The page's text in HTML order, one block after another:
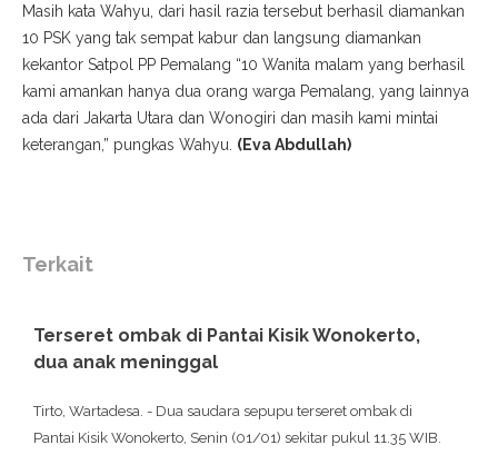
Masih kata Wahyu, dari hasil razia tersebut berhasil diamankan
10 PSK yang tak sempat kabur dan langsung diamankan
kekantor Satpol PP Pemalang “10 Wanita malam yang berhasil
kami amankan hanya dua orang warga Pemalang, yang lainnya
ada dari Jakarta Utara dan Wonogiri dan masih kami mintai
keterangan,” pungkas Wahyu. (Eva Abdullah)
Terkait
Terseret ombak di Pantai Kisik Wonokerto,
dua anak meninggal
Tirto, Wartadesa. - Dua saudara sepupu terseret ombak di
Pantai Kisik Wonokerto, Senin (01/01) sekitar pukul 11.35 WIB.